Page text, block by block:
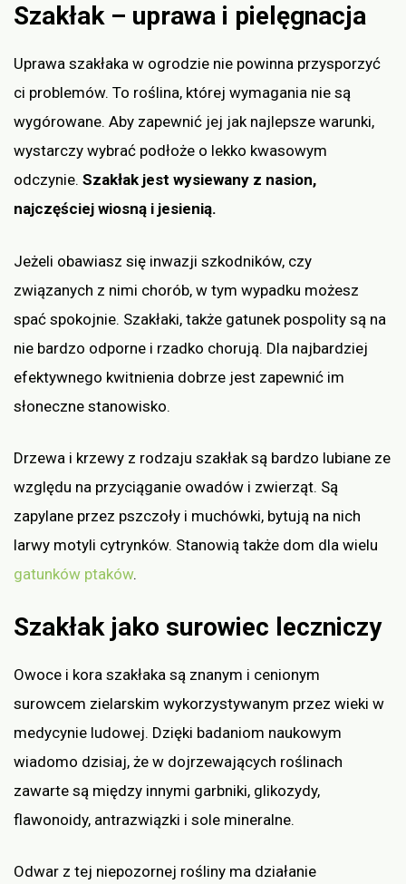
Szakłak – uprawa i pielęgnacja
Uprawa szakłaka w ogrodzie nie powinna przysporzyć
ci problemów. To roślina, której wymagania nie są
wygórowane. Aby zapewnić jej jak najlepsze warunki,
wystarczy wybrać podłoże o lekko kwasowym
odczynie. Szakłak jest wysiewany z nasion,
najczęściej wiosną i jesienią.
Jeżeli obawiasz się inwazji szkodników, czy
związanych z nimi chorób, w tym wypadku możesz
spać spokojnie. Szakłaki, także gatunek pospolity są na
nie bardzo odporne i rzadko chorują. Dla najbardziej
efektywnego kwitnienia dobrze jest zapewnić im
słoneczne stanowisko.
Drzewa i krzewy z rodzaju szakłak są bardzo lubiane ze
względu na przyciąganie owadów i zwierząt. Są
zapylane przez pszczoły i muchówki, bytują na nich
larwy motyli cytrynków. Stanowią także dom dla wielu
gatunków ptaków.
Szakłak jako surowiec leczniczy
Owoce i kora szakłaka są znanym i cenionym
surowcem zielarskim wykorzystywanym przez wieki w
medycynie ludowej. Dzięki badaniom naukowym
wiadomo dzisiaj, że w dojrzewających roślinach
zawarte są między innymi garbniki, glikozydy,
flawonoidy, antrazwiązki i sole mineralne.
Odwar z tej niepozornej rośliny ma działanie